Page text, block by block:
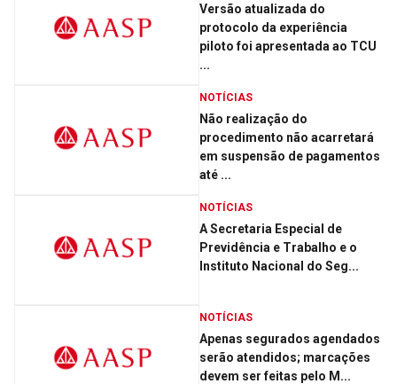
Versão atualizada do
protocolo da experiência
piloto foi apresentada ao TCU
...
NOTÍCIAS
Não realização do
procedimento não acarretará
em suspensão de pagamentos
até ...
NOTÍCIAS
A Secretaria Especial de
Previdência e Trabalho e o
Instituto Nacional do Seg...
NOTÍCIAS
Apenas segurados agendados
serão atendidos; marcações
devem ser feitas pelo M...